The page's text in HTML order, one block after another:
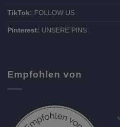
TikTok: FOLLOW US
Pinterest: UNSERE PINS
Empfohlen von